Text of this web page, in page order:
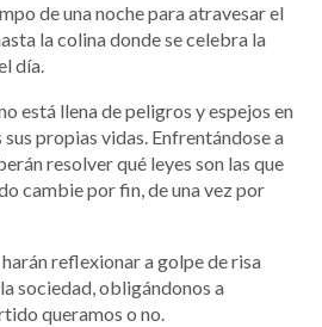
de una noche para atravesar el
la colina donde se celebra la
día.
está llena de peligros y espejos en
propias vidas. Enfrentándose a
resolver qué leyes son las que
cambie por fin, de una vez por
reflexionar a golpe de risa
sociedad, obligándonos a
queramos o no.